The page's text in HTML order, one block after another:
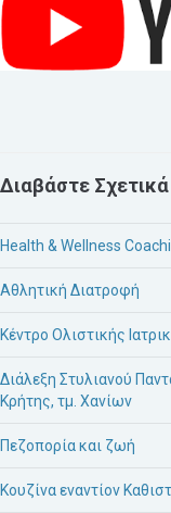
Διαβάστε Σχετικά
Health & Wellness
Αθλητική Διατροφή
Κέντρο Ολιστικής
Διάλεξη Στυλιανού
Κρήτης, τμ. Χανίων
Πεζοπορία και ζωή
Κουζίνα εναντίον